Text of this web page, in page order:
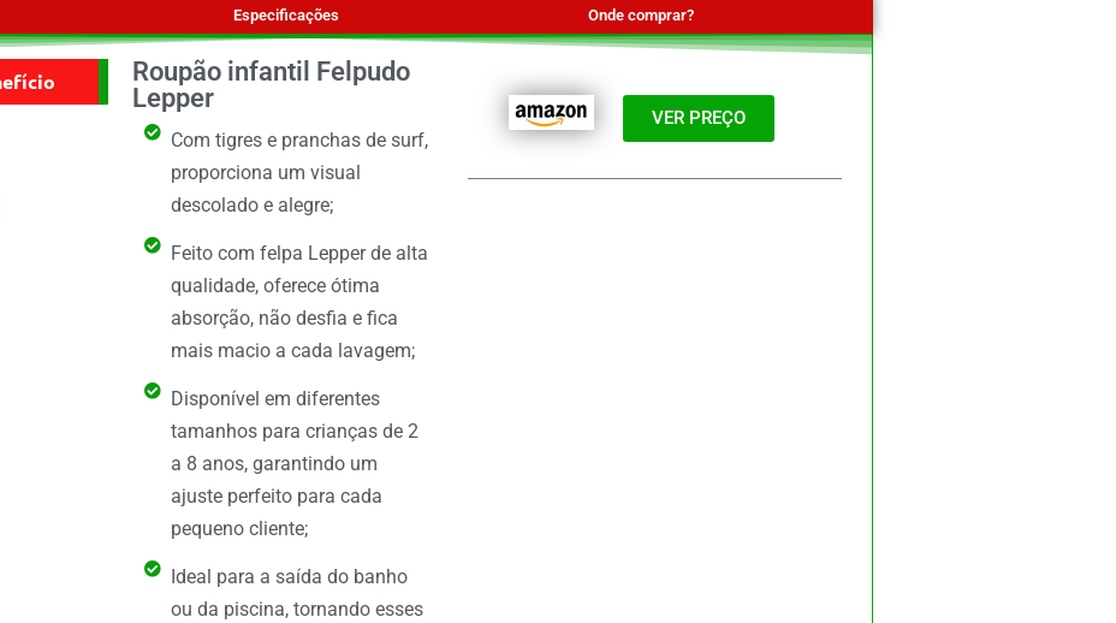
Especificações Onde comprar?
Roupão infantil Felpudo
Lepper
Com tigres e pranchas de surf,
proporciona um visual
descolado e alegre;
Feito com felpa Lepper de alta
qualidade, oferece ótima
absorção, não desfia e fica
mais macio a cada lavagem;
Disponível em diferentes
tamanhos para crianças de 2
a 8 anos, garantindo um
ajuste perfeito para cada
pequeno cliente;
Ideal para a saída do banho
ou da piscina, tornando esses
VER PREÇO